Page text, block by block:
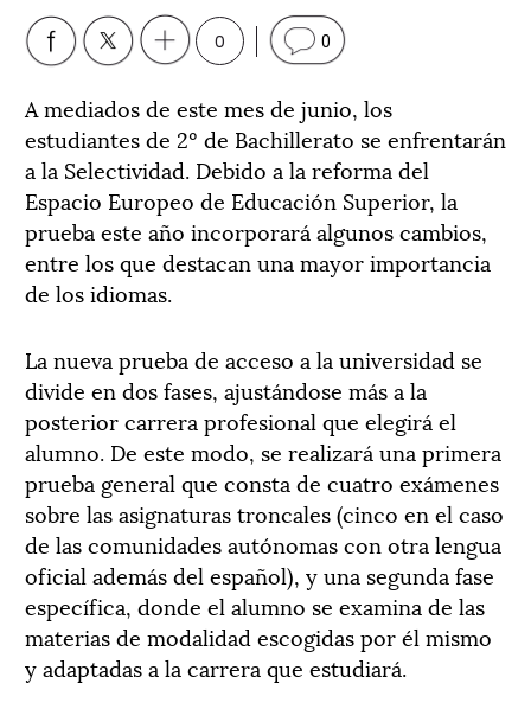
0 0
A mediados de este mes de junio, los
estudiantes de 2º de Bachillerato se enfrentarán
a la Selectividad. Debido a la reforma del
Espacio Europeo de Educación Superior, la
prueba este año incorporará algunos cambios,
entre los que destacan una mayor importancia
de los idiomas.
La nueva prueba de acceso a la universidad se
divide en dos fases, ajustándose más a la
posterior carrera profesional que elegirá el
alumno. De este modo, se realizará una primera
prueba general que consta de cuatro exámenes
sobre las asignaturas troncales (cinco en el caso
de las comunidades autónomas con otra lengua
oficial además del español), y una segunda fase
específica, donde el alumno se examina de las
materias de modalidad escogidas por él mismo
y adaptadas a la carrera que estudiará.